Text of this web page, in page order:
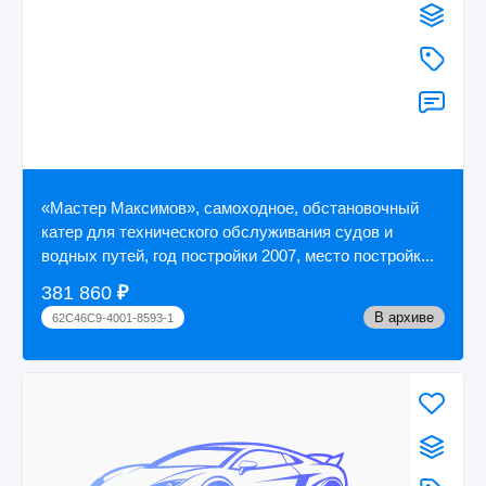
«Мастер Максимов», самоходное, обстановочный
катер для технического обслуживания судов и
водных путей, год постройки 2007, место постройк...
381 860 ₽
62C46C9-4001-8593-1 В архиве